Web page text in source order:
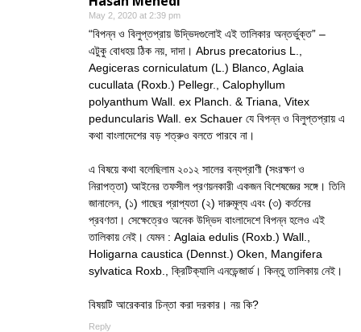
May 2, 2020 at 2:39 pm
“বিপন্ন ও বিলুপ্তপ্রায় উদ্ভিদগুলোই এই তালিকার অন্তর্ভুক্ত” –
এটুকু বোধহয় ঠিক নয়, দাদা। Abrus precatorius L.,
Aegiceras corniculatum (L.) Blanco, Aglaia
cucullata (Roxb.) Pellegr., Calophyllum
polyanthum Wall. ex Planch. & Triana, Vitex
peduncularis Wall. ex Schauer যে বিপন্ন ও বিলুপ্তপ্রায় এ
কথা বাংলাদেশের বড় শত্রুও বলতে পারবে না।
এ বিষয়ে কথা বলেছিলাম ২০১২ সালের বন্যপ্রাণী (সংরক্ষণ ও
নিরাপত্তা) আইনের তফসীল প্রণয়নকারী একজন বিশেষজ্ঞের সঙ্গে। তিনি
জানালেন, (১) গাছের প্রাপ্যতা (২) দারুমূল্য এবং (৩) কর্তনের
প্রবণতা। সেক্ষেত্রেও অনেক উদ্ভিদ বাংলাদেশে বিপন্ন হলেও এই
তালিকায় নেই। যেমন : Aglaia edulis (Roxb.) Wall.,
Holigarna caustica (Dennst.) Oken, Mangifera
sylvatica Roxb., ক্রিটিক্যালি এনডেন্জার্ড। কিন্তু তালিকায় নেই।
বিষয়টি আরেকবার চিন্তা করা দরকার। নয় কি?
Reply